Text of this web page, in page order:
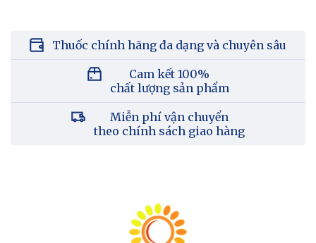
Thuốc chính hãng đa dạng và chuyên sâu
Cam kết 100%
chất lượng sản phẩm
Miễn phí vận chuyển
theo chính sách giao hàng